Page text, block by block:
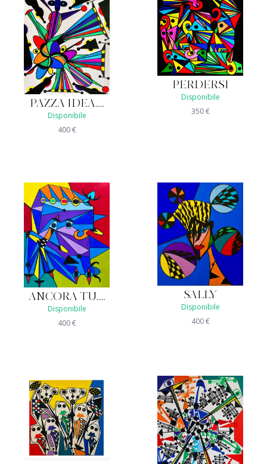
PAZZA IDEA.....
Disponibile
400€
PERDERSI
Disponibile
350€
ANCORA TU.....
Disponibile
400€
SALLY
Disponibile
400€